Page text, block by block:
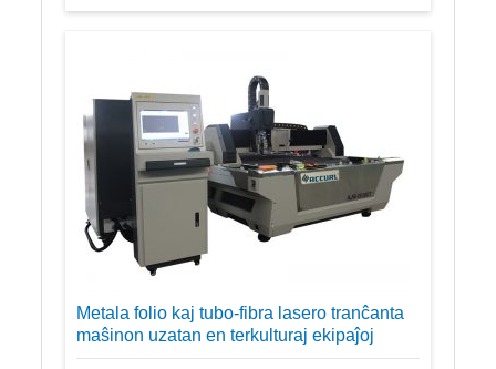
Metala folio kaj tubo-fibra lasero tranĉanta
maŝinon uzatan en terkulturaj ekipaĵoj